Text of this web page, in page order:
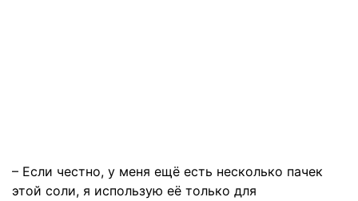
– Если честно, у меня ещё есть несколько пачек
этой соли, я использую её только для